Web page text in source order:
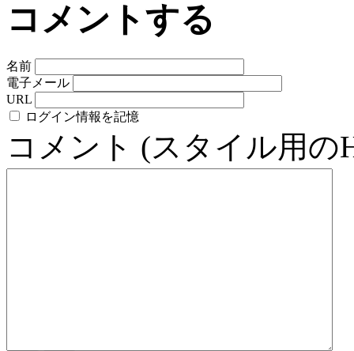
コメントする
名前
電子メール
URL
ログイン情報を記憶
コメント (スタイル用